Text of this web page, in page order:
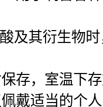
及其衍生物
存，室温下
戴适当的个